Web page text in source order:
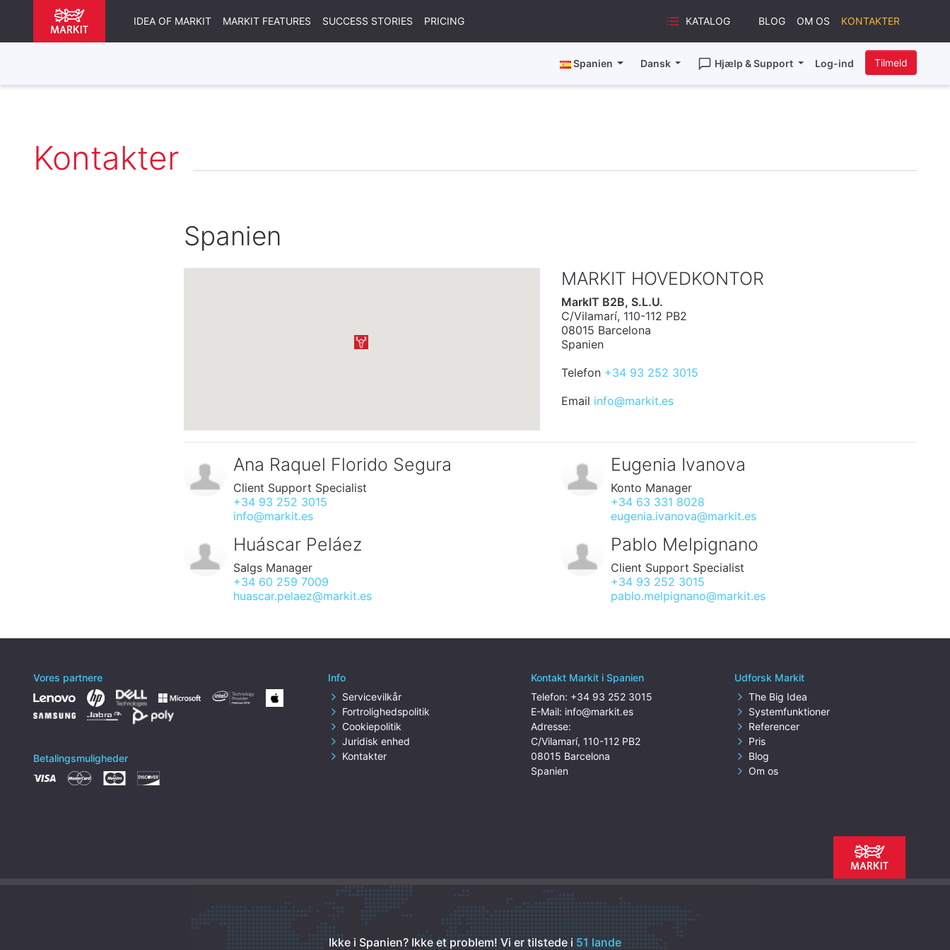
IDEA OF MARKIT MARKIT FEATURES SUCCESS STORIES PRICING KATALOG BLOG OM OS KONTAKTER
Spanien Dansk Hjælp & Support Log-ind Tilmeld
Kontakter
Spanien
MARKIT HOVEDKONTOR
MarkIT B2B, S.L.U.
C/Vilamarí, 110-112 PB2
08015 Barcelona
Spanien
Telefon +34 93 252 3015
Email info@markit.es
Ana Raquel Florido Segura
Client Support Specialist
+34 93 252 3015
info@markit.es
Eugenia Ivanova
Konto Manager
+34 63 331 8028
eugenia.ivanova@markit.es
Huáscar Peláez
Salgs Manager
+34 60 259 7009
huascar.pelaez@markit.es
Pablo Melpignano
Client Support Specialist
+34 93 252 3015
pablo.melpignano@markit.es
Info
Servicevilkår
Fortrolighedspolitik
Cookiepolitik
Juridisk enhed
Kontakter
Kontakt Markit i Spanien
Telefon: +34 93 252 3015
E-Mail: info@markit.es
Adresse:
C/Vilamarí, 110-112 PB2
08015 Barcelona
Spanien
Udforsk Markit
The Big Idea
Systemfunktioner
Referencer
Pris
Blog
Om os
Vores partnere
Betalingsmuligheder
Ikke i Spanien? Ikke et problem! Vi er tilstede i 51 lande